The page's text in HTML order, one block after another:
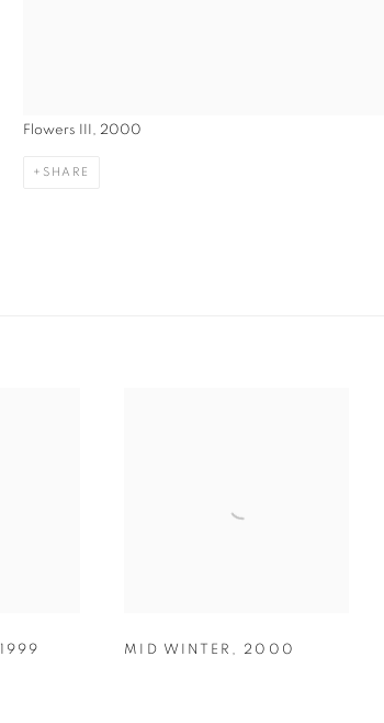
Flowers III, 2000
SHARE
1999 MID WINTER , 2000